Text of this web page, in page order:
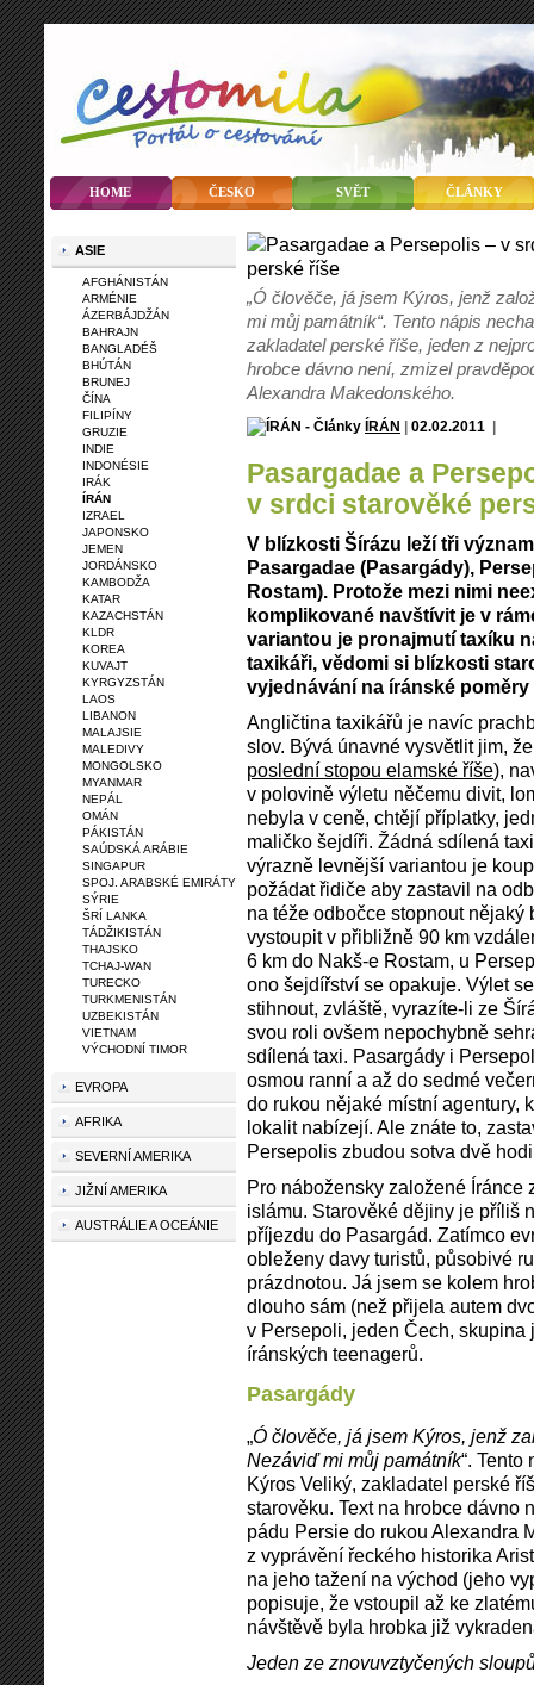
HOME ČESKO SVĚT ČLÁNKY
„Ó člověče, já jsem Kýros, jenž
mi můj památník“. Tento nápis
zakladatel perské říše, jeden z
hrobce dávno není, zmizel
Alexandra Makedonského.
ÍRÁN | 02.02.2011 |
Pasargadae a
v srdci starověké
V blízkosti Šírázu leží tři
Pasargadae (Pasargády),
Rostam). Protože mezi nimi
komplikované navštívit je v
variantou je pronajmutí taxíku
taxikáři, vědomi si blízkosti
vyjednávání na íránské
Angličtina taxikářů je navíc
slov. Bývá únavné vysvětlit jim,
poslední stopou elamské říše),
v polovině výletu něčemu divit,
nebyla v ceně, chtějí příplatky,
maličko šejdíři. Žádná sdílená
výrazně levnější variantou je
požádat řidiče aby zastavil na
na téže odbočce stopnout
vystoupit v přibližně 90 km
6 km do Nakš-e Rostam, u
ono šejdířství se opakuje. Výlet
stihnout, zvláště, vyrazíte-li ze
svou roli ovšem nepochybně
sdílená taxi. Pasargády i
osmou ranní a až do sedmé
do rukou nějaké místní agentury,
lokalit nabízejí. Ale znáte to,
Persepolis zbudou sotva dvě
Pro nábožensky založené Íránce
islámu. Starověké dějiny je příliš
příjezdu do Pasargád. Zatímco
obleženy davy turistů, působivé
prázdnotou. Já jsem se kolem
dlouho sám (než přijela autem
v Persepoli, jeden Čech, skupina
íránských teenagerů.
Pasargády
„Ó člověče, já jsem Kýros, jenž
Nezáviď mi můj památník“.
Kýros Veliký, zakladatel perské
starověku. Text na hrobce dávno
pádu Persie do rukou Alexandra
z vyprávění řeckého historika
na jeho tažení na východ (jeho
popisuje, že vstoupil až ke
návštěvě byla hrobka již
Jeden ze znovuvztyčených
ASIE
AFGHÁNISTÁN
ARMÉNIE
ÁZERBÁJDŽÁN
BAHRAJN
BANGLADÉŠ
BHÚTÁN
BRUNEJ
ČÍNA
FILIPÍNY
GRUZIE
INDIE
INDONÉSIE
IRÁK
ÍRÁN
IZRAEL
JAPONSKO
JEMEN
JORDÁNSKO
KAMBODŽA
KATAR
KAZACHSTÁN
KLDR
KOREA
KUVAJT
KYRGYZSTÁN
LAOS
LIBANON
MALAJSIE
MALEDIVY
MONGOLSKO
MYANMAR
NEPÁL
OMÁN
PÁKISTÁN
SAÚDSKÁ ARÁBIE
SINGAPUR
SPOJ. ARABSKÉ EMIRÁTY
SÝRIE
ŠRÍ LANKA
TÁDŽIKISTÁN
THAJSKO
TCHAJ-WAN
TURECKO
TURKMENISTÁN
UZBEKISTÁN
VIETNAM
VÝCHODNÍ TIMOR
EVROPA
AFRIKA
SEVERNÍ AMERIKA
JIŽNÍ AMERIKA
AUSTRÁLIE A OCEÁNIE